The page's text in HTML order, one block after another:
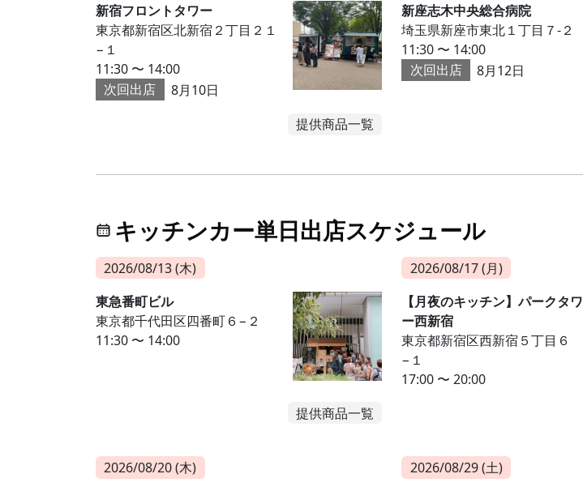
新宿フロントタワー
東京都新宿区北新宿２丁目２１
−１
11:30 〜 14:00
次回出店
8月10日
提供商品一覧
新座志木中央総合病院
埼⽟県新座市東北１丁目７-２
11:30 〜 14:00
次回出店
8月12日
キッチンカー単日出店スケジュール
2026/08/13 (木)
東急番町ビル
東京都千代田区四番町６−２
11:30 〜 14:00
提供商品一覧
2026/08/17 (月)
【月夜のキッチン】パークタワ
ー西新宿
東京都新宿区西新宿５丁目６
−１
17:00 〜 20:00
2026/08/20 (木)
2026/08/29 (土)